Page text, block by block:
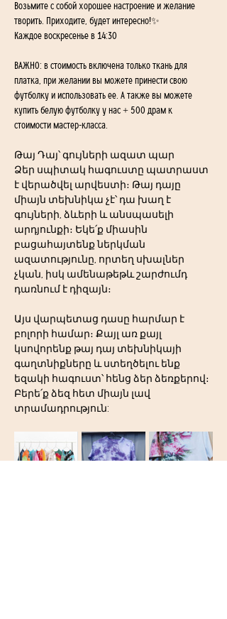
Возьмите с собой хорошее настроение и желание
творить. Приходите, будет интересно!✨
Каждое воскресенье в 14:30
ВАЖНО: в стоимость включена только ткань для
платка, при желании вы можете принести свою
футболку и использовать ее. А также вы можете
купить белую футболку у нас + 500 драм к
стоимости мастер-класса.
Թայ Դայ՝ գույների ազատ պար
Ձեր սպիտակ հագուստը պատրաստ
է վերածվել արվեստի։ Թայ դայը
միայն տեխնիկա չէ՝ դա խաղ է
գույների, ձևերի և անսպասելի
արդյունքի։ Եկե՛ք միասին
բացահայտենք ներկման
ազատությունը, որտեղ սխալներ
չկան, իսկ ամենաթեթև շարժումդ
դառնում է դիզայն։
Այս վարպետաց դասը հարմար է
բոլորի համար։ Քայլ առ քայլ
կսովորենք թայ դայ տեխնիկայի
գաղտնիքները և ստեղծելու ենք
եզակի հագուստ՝ հենց ձեր ձեռքերով։
Բերե՛ք ձեզ հետ միայն լավ
տրամադրություն: